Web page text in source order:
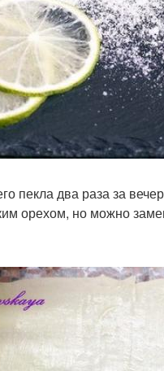
пекла два раза за
орехом, но можно